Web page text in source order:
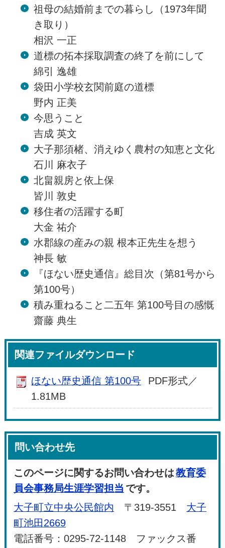
祖母の結婚前までの暮らし（1973年聞
き取り）
相沢 一正
道標の拓本採取調査の終了を前にして
綿引 逸雄
袋田小学校玄関前庭の道標
野内 正美
今思うこと
吉成 英文
大子那須楮、消えゆく農村の知恵と文化
石川 麻衣子
北畠親房と依上保
皆川 敦史
移住者の活躍する町
大金 祐介
水郡線の産みの親 根本正先生を想う
神長 敏
『ほない歴史通信』総目次（第81号から
第100号）
積み重ねること二五年 第100号目の感慨
齋藤 典生
関連ファイルダウンロード
ほない歴史通信 第100号
PDF形式／
1.81MB
問い合わせ先
このページに関するお問い合わせは教育委
員会事務局生涯学習担当 です。
大子町立中央公民館内 〒319-3551 大子
町池田2669
電話番号：0295-72-1148 ファックス番